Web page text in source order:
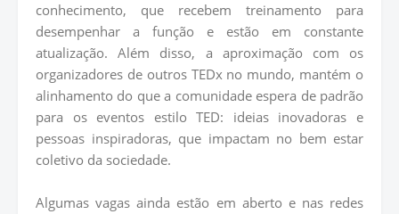
conhecimento, que recebem treinamento para
desempenhar a função e estão em constante
atualização. Além disso, a aproximação com os
organizadores de outros TEDx no mundo, mantém o
alinhamento do que a comunidade espera de padrão
para os eventos estilo TED: ideias inovadoras e
pessoas inspiradoras, que impactam no bem estar
coletivo da sociedade.
Algumas vagas ainda estão em aberto e nas redes